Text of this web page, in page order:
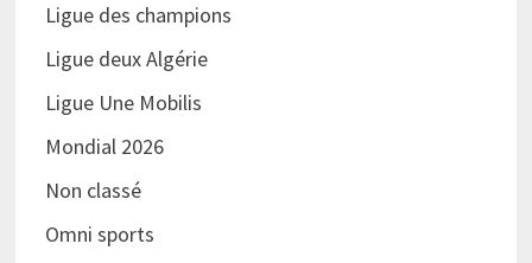
Ligue des champions
Ligue deux Algérie
Ligue Une Mobilis
Mondial 2026
Non classé
Omni sports